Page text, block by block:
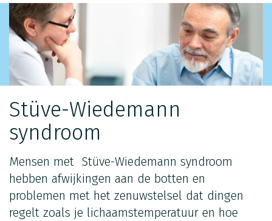
Stüve-Wiedemann
syndroom
Mensen met Stüve-Wiedemann syndroom
hebben afwijkingen aan de botten en
problemen met het zenuwstelsel dat dingen
regelt zoals je lichaamstemperatuur en hoe